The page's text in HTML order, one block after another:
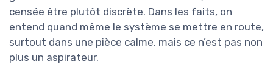
censée être plutôt discrète. Dans les faits, on
entend quand même le système se mettre en route,
surtout dans une pièce calme, mais ce n’est pas non
plus un aspirateur.